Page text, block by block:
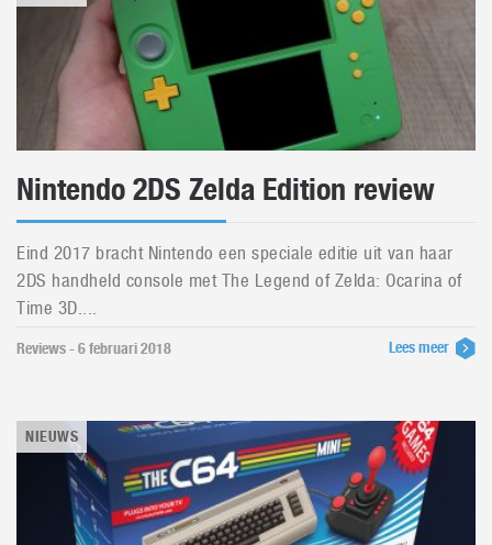
Nintendo 2DS Zelda Edition review
Eind 2017 bracht Nintendo een speciale editie uit van haar
2DS handheld console met The Legend of Zelda: Ocarina of
Time 3D....
Reviews - 6 februari 2018 Lees meer
NIEUWS